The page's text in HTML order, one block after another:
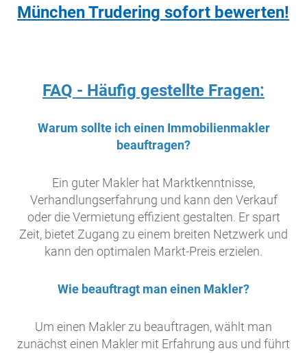
München Trudering sofort bewerten!
FAQ - Häufig gestellte Fragen:
Warum sollte ich einen Immobilienmakler
beauftragen?
Ein guter Makler hat Marktkenntnisse,
Verhandlungserfahrung und kann den Verkauf
oder die Vermietung effizient gestalten. Er spart
Zeit, bietet Zugang zu einem breiten Netzwerk und
kann den optimalen Markt-Preis erzielen.
Wie beauftragt man einen Makler?
Um einen Makler zu beauftragen, wählt man
zunächst einen Makler mit Erfahrung aus und führt